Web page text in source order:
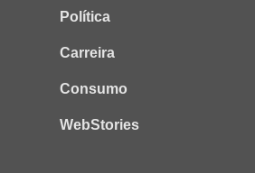
Política
Carreira
Consumo
WebStories